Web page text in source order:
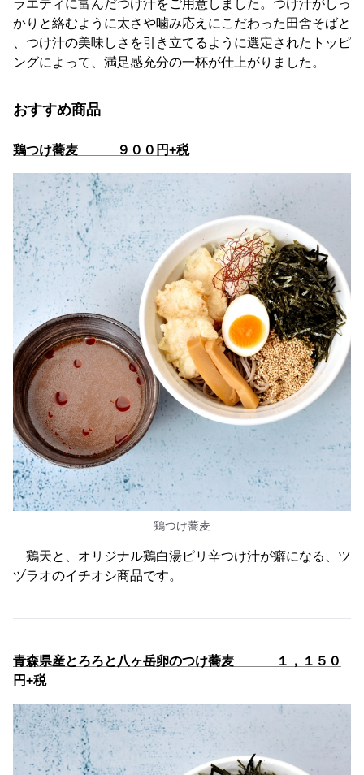
ラエティに富んだつけ汁をご用意しました。つけ汁がしっ
かりと絡むように太さや噛み応えにこだわった田舎そばと
、つけ汁の美味しさを引き立てるように選定されたトッピ
ングによって、満足感充分の一杯が仕上がりました。
おすすめ商品
鶏つけ蕎麦 ９００円+税
鶏つけ蕎麦
鶏天と、オリジナル鶏白湯ピリ辛つけ汁が癖になる、ツ
ヅラオのイチオシ商品です。
青森県産とろろと八ヶ岳卵のつけ蕎麦 １，１５０
円+税